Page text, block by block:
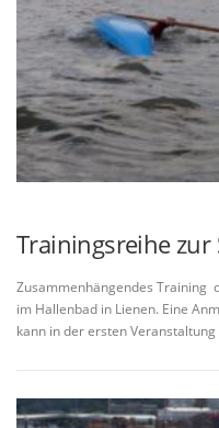
Trainingsreihe
Zusammenhängendes Training
im Hallenbad in Lienen. Eine
kann in der ersten